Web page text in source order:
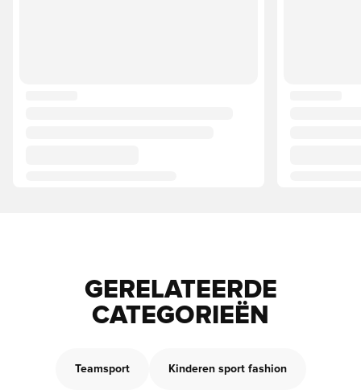
GERELATEERDE
CATEGORIEËN
Teamsport Kinderen sport fashion